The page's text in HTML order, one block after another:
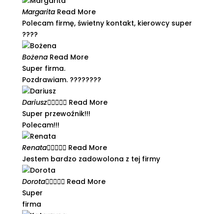
MargaritaRead More
Polecam firmę, świetny kontakt, kierowcy super
????​
BożenaRead More
Super firma.
Pozdrawiam. ????????
Dariusz Read More
Super przewoźnik!!!
Polecam!!!
Renata Read More
Jestem bardzo zadowolona z tej firmy​
Dorota Read More
Super
firma